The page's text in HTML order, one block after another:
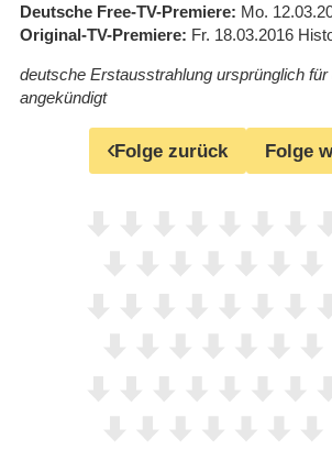
Deutsche Free-TV-Premiere Mo.
Original-TV-Premiere Fr. 18.03.2016
deutsche Erstausstrahlung ursprünglich für
angekündigt
Folge zurück Folge